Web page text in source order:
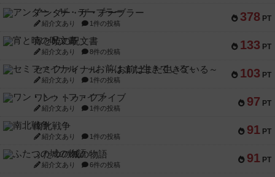
378 PT
アンダー・ザ・テーブラー
紹介文あり 1件の投稿
133 PT
宵と暁の呪文書
紹介文あり 8件の投稿
103 PT
セミファイナル ～お前はまだ生きている～
紹介文あり 1件の投稿
97 PT
ワン・トゥ・ファイブ
紹介文あり 1件の投稿
91 PT
南北戦争
紹介文あり 1件の投稿
91 PT
ふたつの城の物語
紹介文あり 6件の投稿